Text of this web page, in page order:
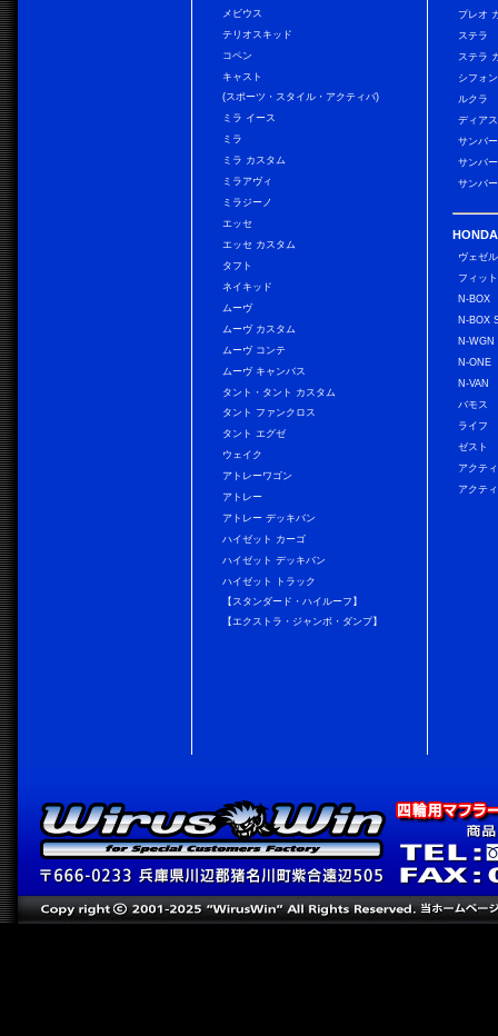
メビウス
テリオスキッド
コペン
キャスト
(スポーツ・スタイル・アクティバ)
ミラ イース
ミラ
ミラ カスタム
ミラアヴィ
ミラジーノ
エッセ
エッセ カスタム
タフト
ネイキッド
ムーヴ
ムーヴ カスタム
ムーヴ コンテ
ムーヴ キャンバス
タント・タント カスタム
タント ファンクロス
タント エグゼ
ウェイク
アトレーワゴン
アトレー
アトレー デッキバン
ハイゼット カーゴ
ハイゼット デッキバン
ハイゼット トラック
【スタンダード・ハイルーフ】
【エクストラ・ジャンボ・ダンプ】
プレオ
ステラ
ステラ
シフォ
ルクラ
ディア
サンバ
サンバ
サンバ
HONDA
ヴェゼル
フィット
N-BOX
N-BOX
N-WGN
N-ONE
N-VAN
バモス
ライフ
ゼスト
アクテ
アクテ